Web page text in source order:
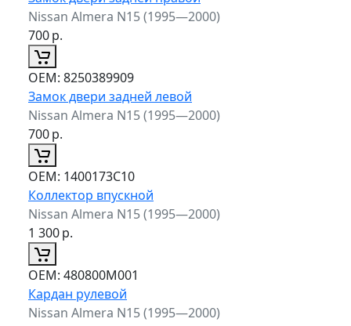
Nissan Almera N15 (1995—2000)
700р.
ОЕМ: 8250389909
Замок двери задней левой
Nissan Almera N15 (1995—2000)
700р.
ОЕМ: 1400173C10
Коллектор впускной
Nissan Almera N15 (1995—2000)
1 300р.
ОЕМ: 480800M001
Кардан рулевой
Nissan Almera N15 (1995—2000)